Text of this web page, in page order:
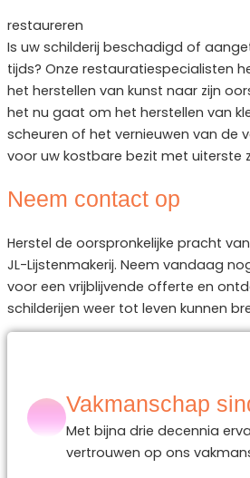
restaureren
Is uw schilderij beschadigd of
tijds? Onze restauratiespecialisten
het herstellen van kunst naar zijn
het nu gaat om het herstellen van
scheuren of het vernieuwen van de
voor uw kostbare bezit met uiterste
Neem contact op
Herstel de oorspronkelijke pracht
JL-Lijstenmakerij. Neem vandaag
voor een vrijblijvende offerte en
schilderijen weer tot leven kunnen
Vakmanschap
Met bijna drie decennia
vertrouwen op ons